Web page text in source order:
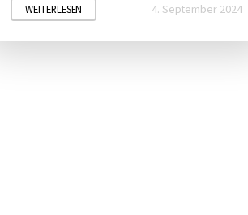
WEITERLESEN 4. September 2024